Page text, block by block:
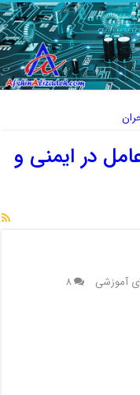
در ایمنی و
آموزشی
۸